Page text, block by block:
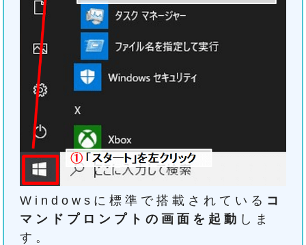
Windowsに標準で搭載されている コ
マンドプロンプトの画面を起動 しま
す。